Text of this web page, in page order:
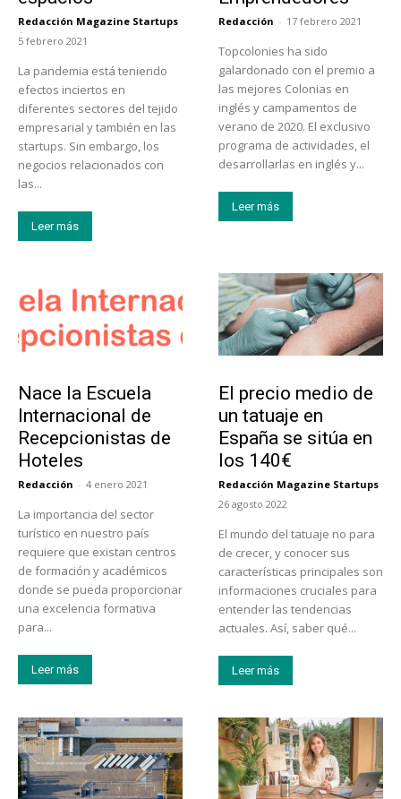
Redacción Magazine Startups
-
5 febrero 2021
La pandemia está teniendo
efectos inciertos en
diferentes sectores del tejido
empresarial y también en las
startups. Sin embargo, los
negocios relacionados con
las...
Leer más
Redacción - 17 febrero 2021
Topcolonies ha sido
galardonado con el premio a
las mejores Colonias en
inglés y campamentos de
verano de 2020. El exclusivo
programa de actividades, el
desarrollarlas en inglés y...
Leer más
Nace la Escuela
Internacional de
Recepcionistas de
Hoteles
Redacción - 4 enero 2021
La importancia del sector
turístico en nuestro país
requiere que existan centros
de formación y académicos
donde se pueda proporcionar
una excelencia formativa
para...
Leer más
El precio medio de
un tatuaje en
España se sitúa en
los 140€
Redacción Magazine Startups
-
26 agosto 2022
El mundo del tatuaje no para
de crecer, y conocer sus
características principales son
informaciones cruciales para
entender las tendencias
actuales. Así, saber qué...
Leer más